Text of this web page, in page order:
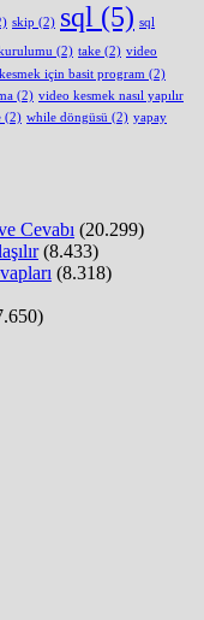
skip (2) sql (5) sql
(2) take (2) video
için basit program (2)
(2) video kesmek nasıl yapılır
(2) while döngüsü (2) yapay
Cevabı (20.299)
(8.433)
(8.318)